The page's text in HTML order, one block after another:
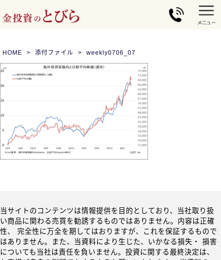
HOME 添付ファイル weekly0706_07
当サイトのコンテンツは情報提供を目的としており、当社取り扱
い商品に関わる売買を勧誘するものではありません。内容は正確
性、 完全性に万全を期してはおりますが、これを保証するもので
はありません。また、当資料により生じた、いかなる損失・ 損害
についても当社は責任を負いません。投資に関する最終決定は、